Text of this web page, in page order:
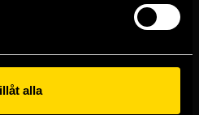
alla